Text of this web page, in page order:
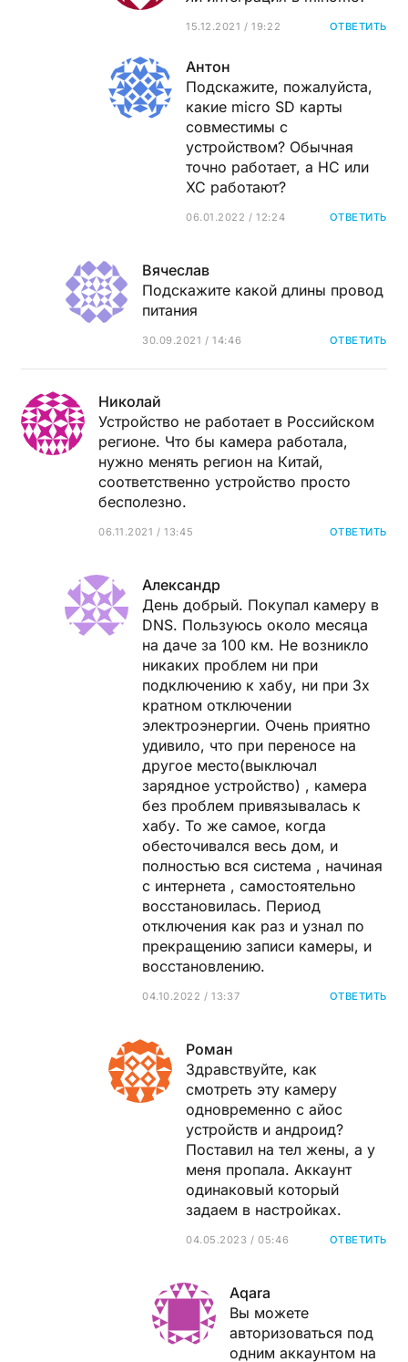
15.12.2021 / 19:22 ОТВЕТИТЬ
Антон
Подскажите, пожалуйста,
какие micro SD карты
совместимы с
устройством? Обычная
точно работает, а HC или
XC работают?
06.01.2022 / 12:24 ОТВЕТИТЬ
Вячеслав
Подскажите какой длины провод
питания
30.09.2021 / 14:46 ОТВЕТИТЬ
Николай
Устройство не работает в Российском
регионе. Что бы камера работала,
нужно менять регион на Китай,
соответственно устройство просто
бесполезно.
06.11.2021 / 13:45 ОТВЕТИТЬ
Александр
День добрый. Покупал камеру в
DNS. Пользуюсь около месяца
на даче за 100 км. Не возникло
никаких проблем ни при
подключению к хабу, ни при 3х
кратном отключении
электроэнергии. Очень приятно
удивило, что при переносе на
другое место(выключал
зарядное устройство) , камера
без проблем привязывалась к
хабу. То же самое, когда
обесточивался весь дом, и
полностью вся система , начиная
с интернета , самостоятельно
восстановилась. Период
отключения как раз и узнал по
прекращению записи камеры, и
восстановлению.
04.10.2022 / 13:37 ОТВЕТИТЬ
Роман
Здравствуйте, как
смотреть эту камеру
одновременно с айос
устройств и андроид?
Поставил на тел жены, а у
меня пропала. Аккаунт
одинаковый который
задаем в настройках.
04.05.2023 / 05:46 ОТВЕТИТЬ
Aqara
Вы можете
авторизоваться под
одним аккаунтом на